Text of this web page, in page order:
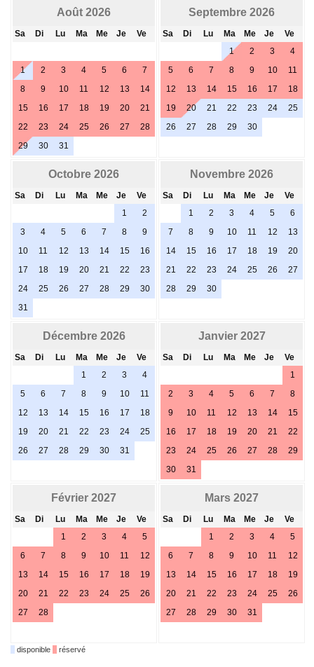
Août 2026
Sa Di Lu Ma Me Je Ve
1 2 3 4 5 6
7
8
9 10 11 12 13
14
15
16 17 18 19 20
21
22
23 24 25 26 27
28
29
30 31
Septembre 2026
Sa Di Lu Ma Me Je
Ve
1
2 3
4
5
6 7 8 9 10
11
12
13 14 15 16 17
18
19
20 21 22 23 24
25
26
27 28 29 30
Octobre 2026
Sa Di Lu Ma Me Je
Ve
1
2
3
4 5 6 7 8
9
10
11 12 13 14 15
16
17
18 19 20 21 22
23
24
25 26 27 28 29
30
31
Novembre 2026
Sa Di Lu Ma Me Je
Ve
1
2 3 4 5
6
7
8 9 10 11 12
13
14
15 16 17 18 19
20
21
22 23 24 25 26
27
28
29 30
Décembre 2026
Sa Di Lu Ma Me Je
Ve
1
2 3
4
5
6 7 8 9 10
11
12
13 14 15 16 17
18
19
20 21 22 23 24
25
26
27 28 29 30 31
Janvier 2027
Sa Di Lu Ma Me Je
Ve
1
2
3 4 5 6 7
8
9
10 11 12 13 14
15
16
17 18 19 20 21
22
23
24 25 26 27 28
29
30
31
Février 2027
Sa Di Lu Ma Me Je
Ve
1
2 3 4
5
6
7 8 9 10 11
12
13
14 15 16 17 18
19
20
21 22 23 24 25
26
27
28
Mars 2027
Sa Di Lu Ma Me Je
Ve
1
2 3 4
5
6
7 8 9 10 11
12
13
14 15 16 17 18
19
20
21 22 23 24 25
26
27
28 29 30 31
disponible réservé